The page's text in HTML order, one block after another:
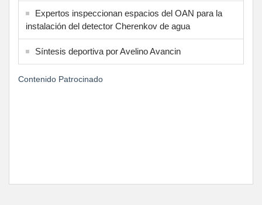
Expertos inspeccionan espacios del OAN para la
instalación del detector Cherenkov de agua
Síntesis deportiva por Avelino Avancin
Contenido Patrocinado